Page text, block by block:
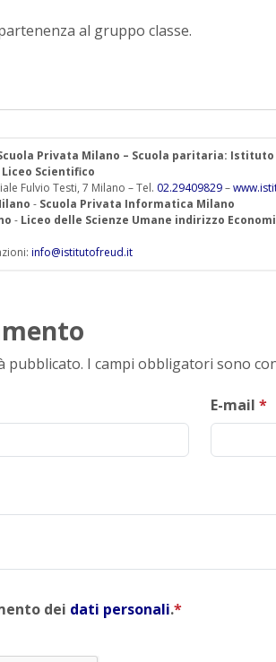
al gruppo classe.
Privata Milano – Scuola paritaria:
Scientifico
Fulvio Testi, 7 Milano – Tel. 02.29409829–
- Scuola Privata Informatica Milano
- Liceo delle Scienze Umane indirizzo
info@istitutofreud.it
pubblicato. I campi obbligatori sono
E-mail *
dei dati personali.*